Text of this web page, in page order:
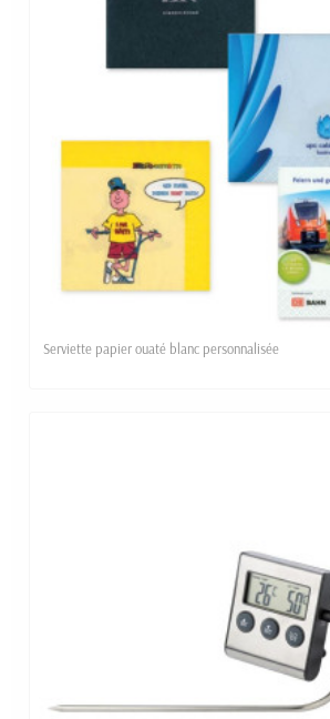
Serviette papier ouaté blanc personnalisée